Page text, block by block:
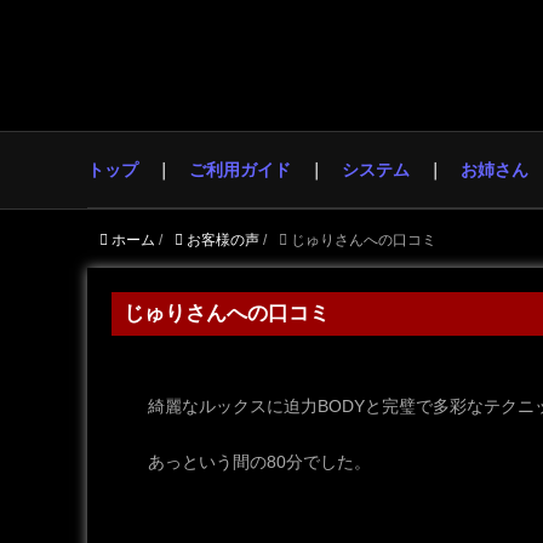
トップ ご利用ガイド システム お姉さん
ホーム / お客様の声 / じゅりさんへの口コミ
じゅりさんへの口コミ
綺麗なルックスに迫力BODYと完璧で多彩なテクニ
あっという間の80分でした。